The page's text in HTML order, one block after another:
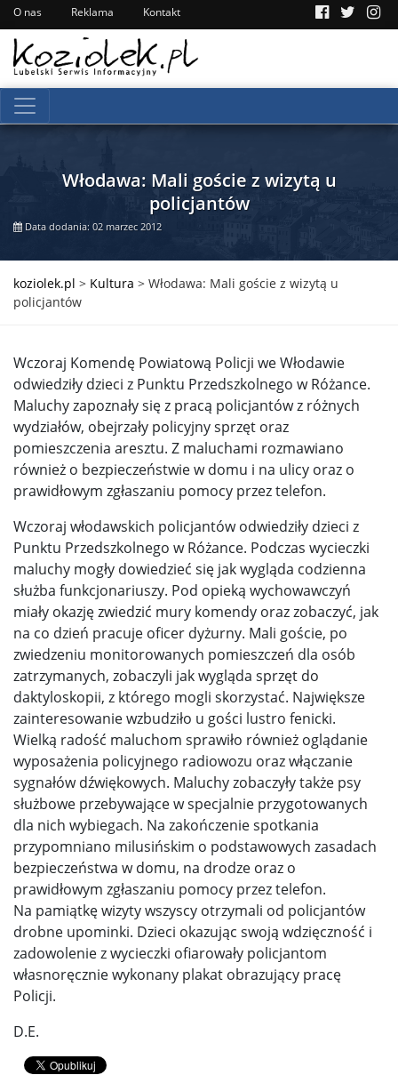
O nas Reklama Kontakt
Włodawa: Mali goście z wizytą u
policjantów
Data dodania: 02 marzec 2012
koziolek.pl > Kultura > Włodawa: Mali goście z wizytą u
policjantów
Wczoraj Komendę Powiatową Policji we Włodawie
odwiedziły dzieci z Punktu Przedszkolnego w Różance.
Maluchy zapoznały się z pracą policjantów z różnych
wydziałów, obejrzały policyjny sprzęt oraz
pomieszczenia aresztu. Z maluchami rozmawiano
również o bezpieczeństwie w domu i na ulicy oraz o
prawidłowym zgłaszaniu pomocy przez telefon.
Wczoraj włodawskich policjantów odwiedziły dzieci z
Punktu Przedszkolnego w Różance. Podczas wycieczki
maluchy mogły dowiedzieć się jak wygląda codzienna
służba funkcjonariuszy. Pod opieką wychowawczyń
miały okazję zwiedzić mury komendy oraz zobaczyć, jak
na co dzień pracuje oficer dyżurny. Mali goście, po
zwiedzeniu monitorowanych pomieszczeń dla osób
zatrzymanych, zobaczyli jak wygląda sprzęt do
daktyloskopii, z którego mogli skorzystać. Największe
zainteresowanie wzbudziło u gości lustro fenicki.
Wielką radość maluchom sprawiło również oglądanie
wyposażenia policyjnego radiowozu oraz włączanie
sygnałów dźwiękowych. Maluchy zobaczyły także psy
służbowe przebywające w specjalnie przygotowanych
dla nich wybiegach. Na zakończenie spotkania
przypomniano milusińskim o podstawowych zasadach
bezpieczeństwa w domu, na drodze oraz o
prawidłowym zgłaszaniu pomocy przez telefon.
Na pamiątkę wizyty wszyscy otrzymali od policjantów
drobne upominki. Dzieci okazując swoją wdzięczność i
zadowolenie z wycieczki ofiarowały policjantom
własnoręcznie wykonany plakat obrazujący pracę
Policji.
D.E.